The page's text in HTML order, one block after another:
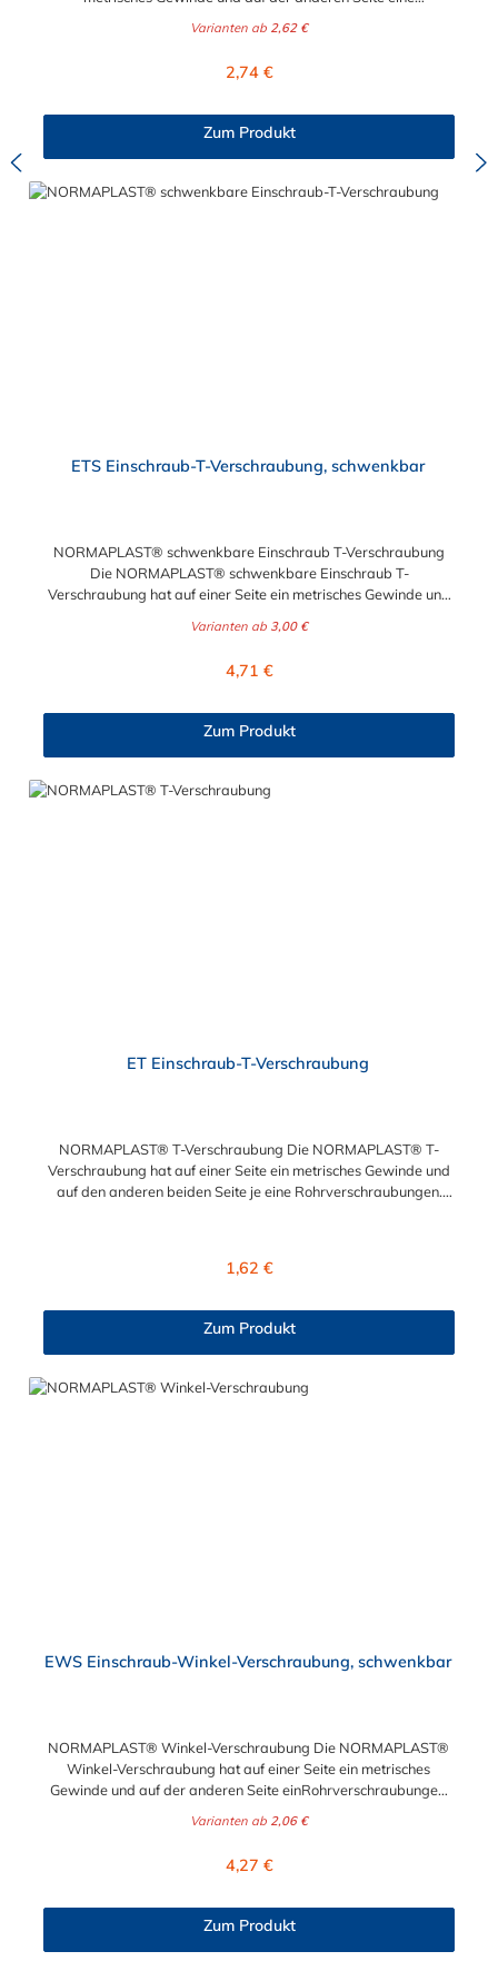
schwarzem Polyamid 6 mit 30% Glasfaser gefertigt. Für
Abmessungen verfügbar.
Varianten ab 2,62 €
Regulärer Preis:
2,74 €
Zum Produkt
ETS Einschraub-T-Verschraubung, schwenkbar
NORMAPLAST® schwenkbare Einschraub T-Verschraubung
Die NORMAPLAST® schwenkbare Einschraub T-
Verschraubung hat auf einer Seite ein metrisches Gewinde und
NORMAPLAST® schwenkbare Einschraub T-Verschraubung
Varianten ab 3,00 €
Regulärer Preis:
4,71 €
Zum Produkt
ET Einschraub-T-Verschraubung
NORMAPLAST® T-Verschraubung Die NORMAPLAST® T-
Verschraubung hat auf einer Seite ein metrisches Gewinde und
auf den anderen beiden Seite je eine Rohrverschraubungen.
Regulärer Preis:
1,62 €
Zum Produkt
EWS Einschraub-Winkel-Verschraubung, schwenkbar
NORMAPLAST® Winkel-Verschraubung Die NORMAPLAST®
Winkel-Verschraubung hat auf einer Seite ein metrisches
Gewinde und auf der anderen Seite einRohrverschraubungen.
mit 30% Glasfaser gefertigt.
Varianten ab 2,06 €
Regulärer Preis:
4,27 €
Zum Produkt